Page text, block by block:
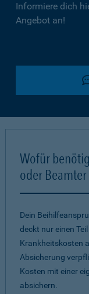
Informiere dich
Angebot an!
Wofür
oder
Dein
deckt nur einen
Krankheitskosten
Absicherung
Kosten mit einer
absichern.